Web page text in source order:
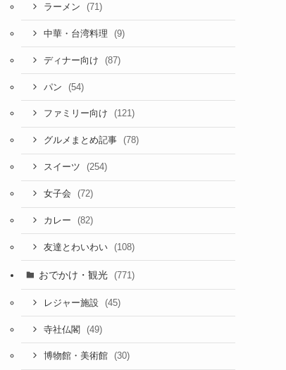
ラーメン (71)
中華・台湾料理 (9)
ディナー向け (87)
パン (54)
ファミリー向け (121)
グルメまとめ記事 (78)
スイーツ (254)
女子会 (72)
カレー (82)
友達とわいわい (108)
おでかけ・観光 (771)
レジャー施設 (45)
寺社仏閣 (49)
博物館・美術館 (30)